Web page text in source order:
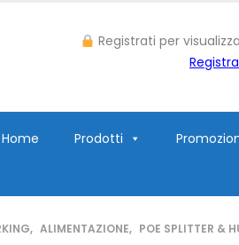
Registrati per
Home Prodotti
, ALIMENTAZIONE, POE SPLITTER &